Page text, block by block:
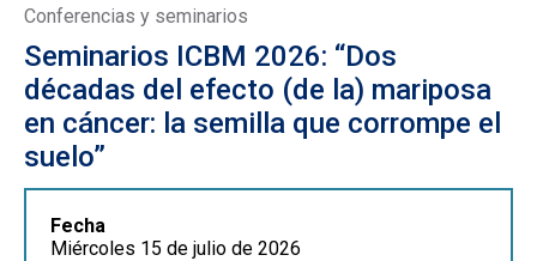
PREGRADO
POSTGRADO
Conferencias y seminarios
Seminarios ICBM 2026: “Dos
décadas del efecto (de la) mariposa
en cáncer: la semilla que corrompe el
suelo”
Fecha
Miércoles 15 de julio de 2026